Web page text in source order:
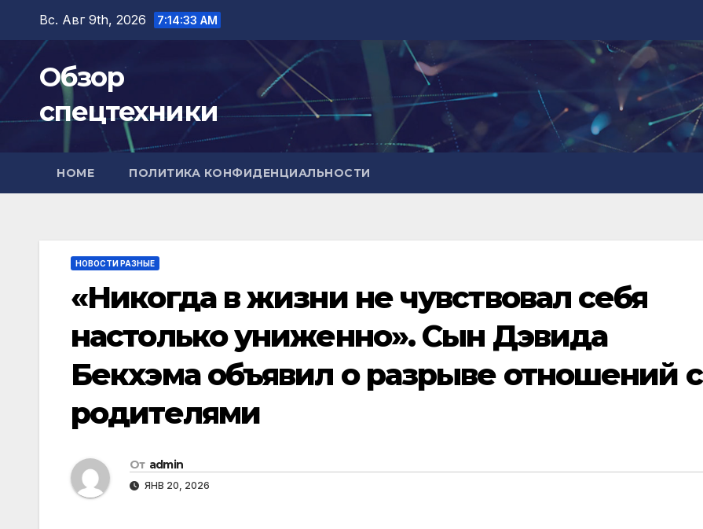
Перейти
содержимому
Вс. Авг 9th, 2026 7:14:35 AM
Обзор
спецтехники
HOME ПОЛИТИКА КОНФИДЕНЦИАЛЬНОСТИ
НОВОСТИ РАЗНЫЕ
«Никогда в жизни не чувствовал себя
настолько униженно». Сын Дэвида
Бекхэма объявил о разрыве отношений с
родителями
От admin
ЯНВ 20, 2026